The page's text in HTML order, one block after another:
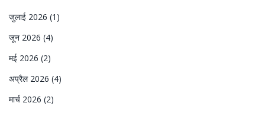
जुलाई 2026 (1)
जून 2026 (4)
मई 2026 (2)
अप्रैल 2026 (4)
मार्च 2026 (2)